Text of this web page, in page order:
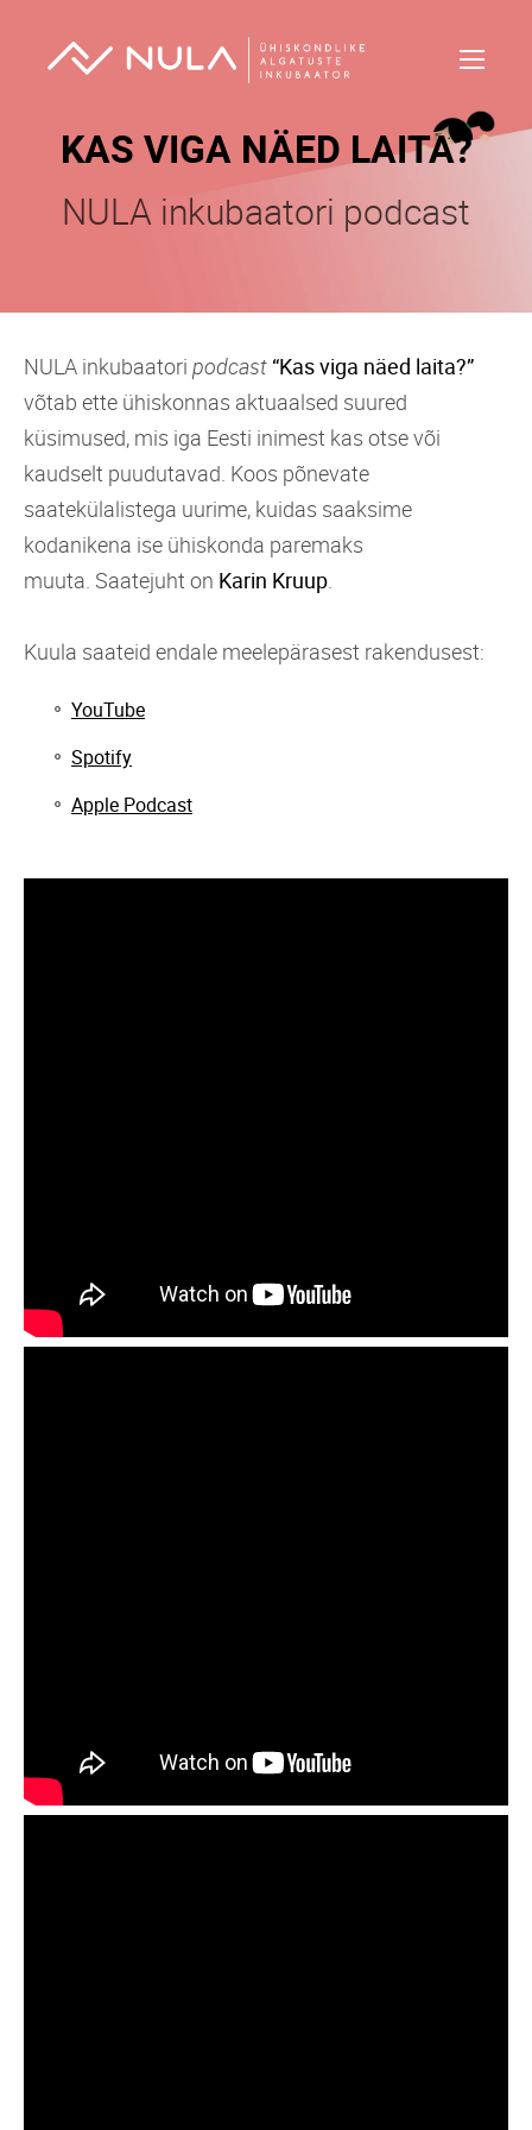
KAS VIGA NÄED LAITA?
NULA inkubaatori podcast
NULA inkubaatori podcast “Kas viga näed laita?”
võtab ette ühiskonnas aktuaalsed suured
küsimused, mis iga Eesti inimest kas otse või
kaudselt puudutavad. Koos põnevate
saatekülalistega uurime, kuidas saaksime
kodanikena ise ühiskonda paremaks
muuta. Saatejuht on Karin Kruup.
Kuula saateid endale meelepärasest rakendusest:
YouTube
Spotify
Apple Podcast